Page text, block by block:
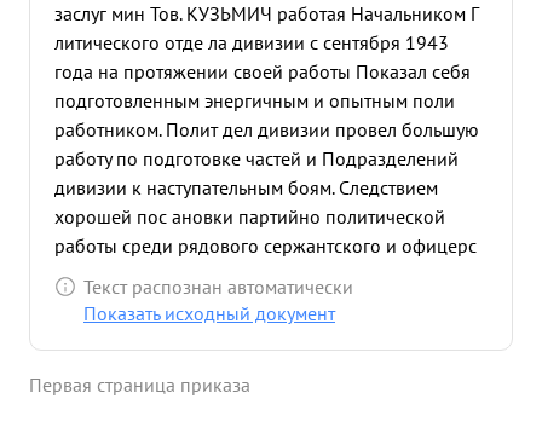
заслуг мин Тов. КУЗЬМИЧ работая Начальником Г
литического отде ла дивизии с сентября 1943
года на протяжении своей работы Показал себя
подготовленным энергичным и опытным поли
работником. Полит дел дивизии провел большую
работу по подготовке частей и Подразделений
дивизии к наступательным боям. Следствием
хорошей пос ановки партийно политической
работы среди рядового сержантского и офицерс
кого состава, воспитания у них любви и нашей
Родине большевистской партии глубокой
1зии успешно выполнил и выполня ет боевые
Текст распознан автоматически
Показать исходный документ
Первая страница приказа